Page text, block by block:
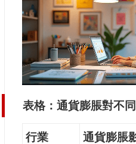
表格：通貨膨脹對不
行業 通貨膨脹